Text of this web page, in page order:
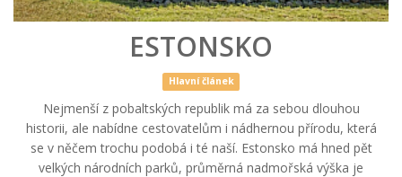
ESTONSKO
Hlavní článek
Nejmenší z pobaltských republik má za sebou dlouhou
historii, ale nabídne cestovatelům i nádhernou přírodu, která
se v něčem trochu podobá i té naší. Estonsko má hned pět
velkých národních parků, průměrná nadmořská výška je